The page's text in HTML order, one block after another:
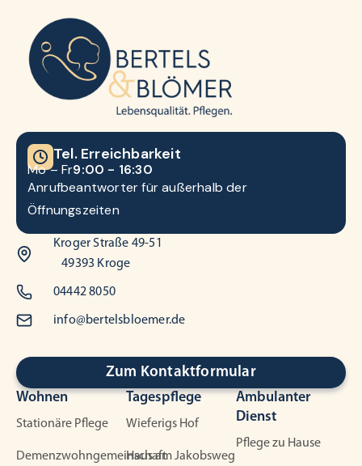
Tel. Erreichbarkeit
Mo – Fr9:00 - 16:30
Anrufbeantworter für außerhalb der
Öffnungszeiten
Kroger Straße 49-51
49393 Kroge
04442 8050
info@bertelsbloemer.de
Zum Kontaktformular
Wohnen
Stationäre Pflege
Demenzwohngemeinschaft
Tagespflege
Wieferigs Hof
Haus am Jakobsweg
Ambulanter
Dienst
Pflege zu Hause